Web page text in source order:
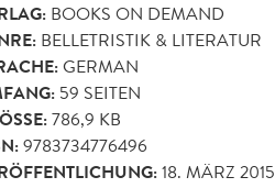
BOOKS ON DEMAND
BELLETRISTIK & LITERATUR
GERMAN
59 SEITEN
786,9 KB
9783734776496
18. MÄRZ 2015